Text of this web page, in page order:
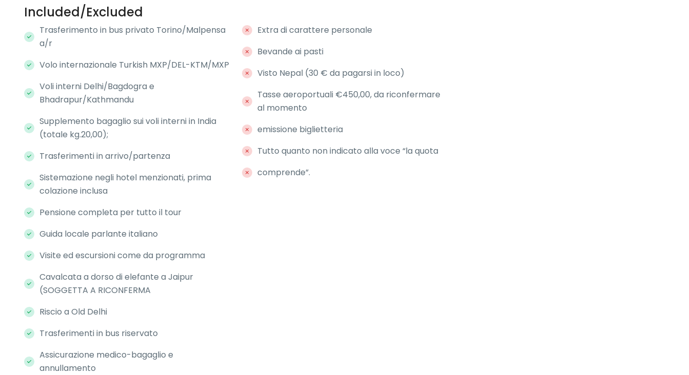
Included/Excluded
Trasferimento in bus privato Torino/Malpensa
a/r
Volo internazionale Turkish MXP/DEL-KTM/MXP
Voli interni Delhi/Bagdogra e
Bhadrapur/Kathmandu
Supplemento bagaglio sui voli interni in India
(totale kg.20,00);
Trasferimenti in arrivo/partenza
Sistemazione negli hotel menzionati, prima
colazione inclusa
Pensione completa per tutto il tour
Guida locale parlante italiano
Visite ed escursioni come da programma
Cavalcata a dorso di elefante a Jaipur
(SOGGETTA A RICONFERMA
Riscio a Old Delhi
Trasferimenti in bus riservato
Assicurazione medico-bagaglio e
annullamento
Extra di carattere personale
Bevande ai pasti
Visto Nepal (30 € da pagarsi in loco)
Tasse aeroportuali €450,00, da riconfermare
al momento
emissione biglietteria
Tutto quanto non indicato alla voce “la quota
comprende”.